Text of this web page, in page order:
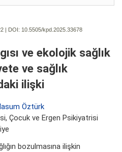
| DOI: 10.5505/kpd.2025.33678
ve ekolojik sağlık
ve sağlık
ilişki
Öztürk
Çocuk ve Ergen Psikiyatrisi
bozulmasına ilişkin